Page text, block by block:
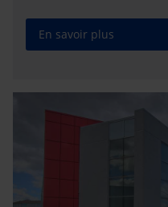
En savoir plus